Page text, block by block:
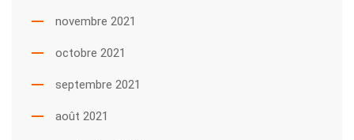
novembre 2021
octobre 2021
septembre 2021
août 2021